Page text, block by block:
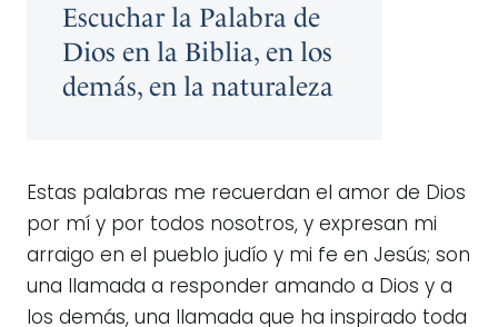
Escuchar la Palabra de
Dios en la Biblia, en los
demás, en la naturaleza
Estas palabras me recuerdan el amor de Dios
por mí y por todos nosotros, y expresan mi
arraigo en el pueblo judío y mi fe en Jesús; son
una llamada a responder amando a Dios y a
los demás, una llamada que ha inspirado toda